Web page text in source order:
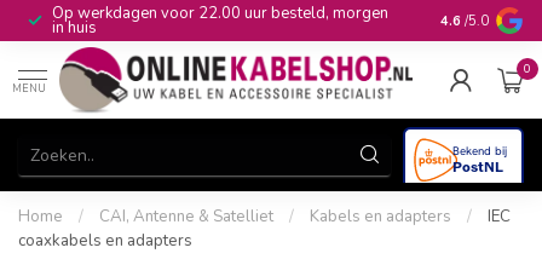
Op werkdagen voor 22.00 uur besteld, morgen
in huis 10+jaar
4.6 /5.0
MENU
0
Home / CAI, Antenne & Satelliet / Kabels en adapters /
IEC
coaxkabels en adapters